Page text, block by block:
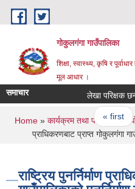
Skip to main content
गोकुलगंगा गाउँपालिका
शिक्षा, स्वास्थ्य, कृषि र
मूल आधार ।
समाचार लेखा परिक्षक
Pages
« first
You are here
Home » कार्यक्रम तथा परियोजना»
प्राधिकरणबाट प्राप्त गोकुलगंगा
राष्ट्रिय पुनर्निर्माण